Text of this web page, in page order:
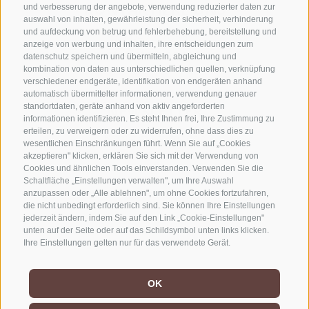
und verbesserung der angebote, verwendung reduzierter daten zur
auswahl von inhalten, gewährleistung der sicherheit, verhinderung
und aufdeckung von betrug und fehlerbehebung, bereitstellung und
anzeige von werbung und inhalten, ihre entscheidungen zum
datenschutz speichern und übermitteln, abgleichung und
kombination von daten aus unterschiedlichen quellen, verknüpfung
verschiedener endgeräte, identifikation von endgeräten anhand
automatisch übermittelter informationen, verwendung genauer
standortdaten, geräte anhand von aktiv angeforderten
informationen identifizieren. Es steht Ihnen frei, Ihre Zustimmung zu
erteilen, zu verweigern oder zu widerrufen, ohne dass dies zu
wesentlichen Einschränkungen führt. Wenn Sie auf „Cookies
akzeptieren" klicken, erklären Sie sich mit der Verwendung von
Cookies und ähnlichen Tools einverstanden. Verwenden Sie die
Schaltfläche „Einstellungen verwalten", um Ihre Auswahl
anzupassen oder „Alle ablehnen", um ohne Cookies fortzufahren,
die nicht unbedingt erforderlich sind. Sie können Ihre Einstellungen
jederzeit ändern, indem Sie auf den Link „Cookie-Einstellungen"
unten auf der Seite oder auf das Schildsymbol unten links klicken.
Ihre Einstellungen gelten nur für das verwendete Gerät.
OK
KONTAKTIERE UNS
+39 0472 765325
info@sterzing.com
NEWSLETTER
Bleib am Laufenden
Newsletter Anmelden